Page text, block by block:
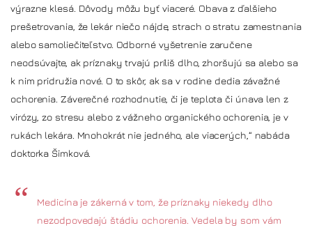
výrazne klesá. Dôvody môžu byť viaceré. Obava z ďalšieho
prešetrovania, že lekár niečo nájde, strach o stratu zamestnania
alebo samoliečiteľstvo. Odborné vyšetrenie zaručene
neodsúvajte, ak príznaky trvajú príliš dlho, zhoršujú sa alebo sa
k nim pridružia nové. O to skôr, ak sa v rodine dedia závažné
ochorenia. Záverečné rozhodnutie, či je teplota či únava len z
virózy, zo stresu alebo z vážneho organického ochorenia, je v
rukách lekára. Mnohokrát nie jedného, ale viacerých,“ nabáda
doktorka Šimková.
Medicína je zákerná v tom, že príznaky niekedy dlho
nezodpovedajú štádiu ochorenia. Vedela by som vám